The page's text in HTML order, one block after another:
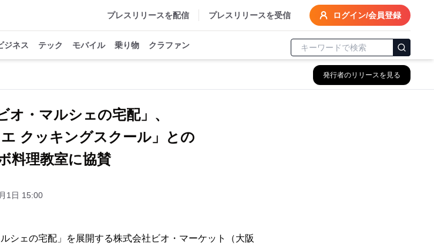
プレスリリースを配信 プレスリリースを受信 ログイン/会員登録
ジネス テック モバイル 乗り物 クラファン
発行者のリリースを見る
オ・マルシェの宅配」、
エ クッキングスクール」との
料理教室に協賛
1日 15:00
シェの宅配」を展開する株式会社ビオ・マーケット（大阪